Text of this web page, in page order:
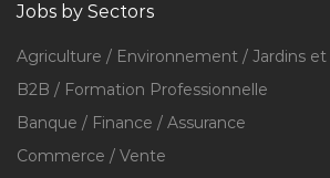
Jobs by Sectors
Agriculture / Environnement / Jardins et
B2B / Formation Professionnelle
Banque / Finance / Assurance
Commerce / Vente